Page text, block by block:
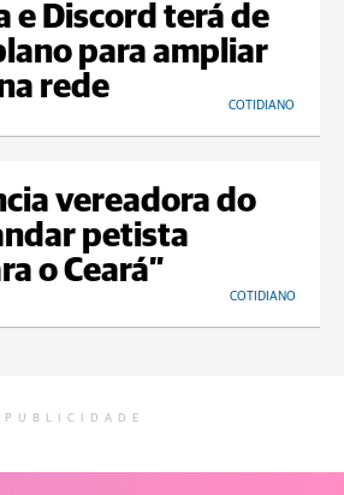
e Discord terá de
para ampliar
rede
COTIDIANO
vereadora do
petista
o Ceará”
COTIDIANO
PUBLICIDADE